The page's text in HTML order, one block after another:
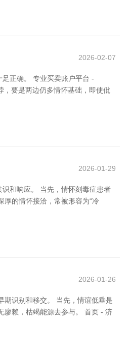
2026-02-07
正确。 专业买卖账户平台 -
要是两边仍多情怀基础，即使仳
2026-01-29
和响应。 当先，情怀刻毒症患者
的情怀接洽，常被形容为“冷
2026-01-26
期识别和移交。 当先，情谊低垂是
廖赖，枯竭能源去参与。 首页 - 济